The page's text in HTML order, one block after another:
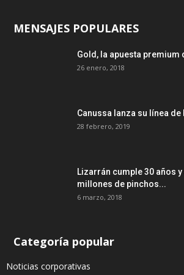
MENSAJES POPULARES
Gold, la apuesta premium
26 enero, 2018
Canussa lanza su línea
28 febrero, 2019
Lizarrán cumple 30 años
millones de pinchos...
6 marzo, 2018
Categoría popular
Noticias corporativas